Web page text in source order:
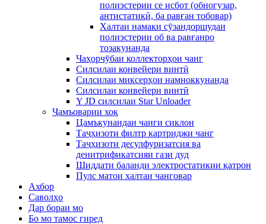
полиэстерии се исбот (обногузар,
антистатикӣ, ба равған тобовар)
Халтаи намаки сӯзандоршудаи
полиэстерии об ва равғанро
тозакунанда
Чаҳорчӯбаи коллекторҳои чанг
Силсилаи конвейери винтӣ
Силсилаи миксерҳои намноккунанда
Силсилаи конвейери винтӣ
Y JD силсилаи Star Unloader
Ҷамъоварии хок
Цамъкунандаи чанги сиклон
Таҷҳизоти филтр картриджи чанг
Таҷҳизоти десулфуризатсия ва
денитрификатсияи гази дуд
Шиддати баланди электростатикии қатрон
Пулс матои халтаи чанговар
Ахбор
Саволҳо
Дар бораи мо
Бо мо тамос гиред